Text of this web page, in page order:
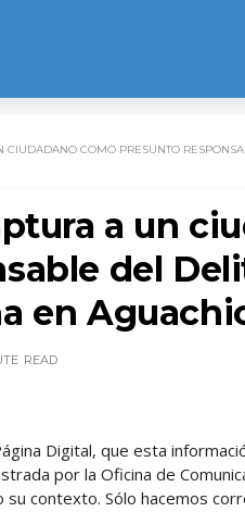
CIUDADANO COMO PRESUNTO
a un
del
en
READ
Digital, que esta
por la Oficina de
su contexto. Sólo hacemos